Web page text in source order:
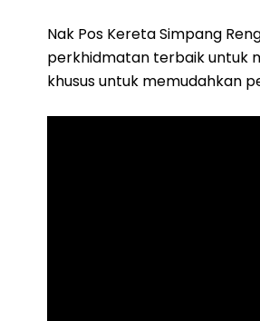
Nak Pos Kereta Simpang
perkhidmatan terbaik untuk
khusus untuk memudahkan